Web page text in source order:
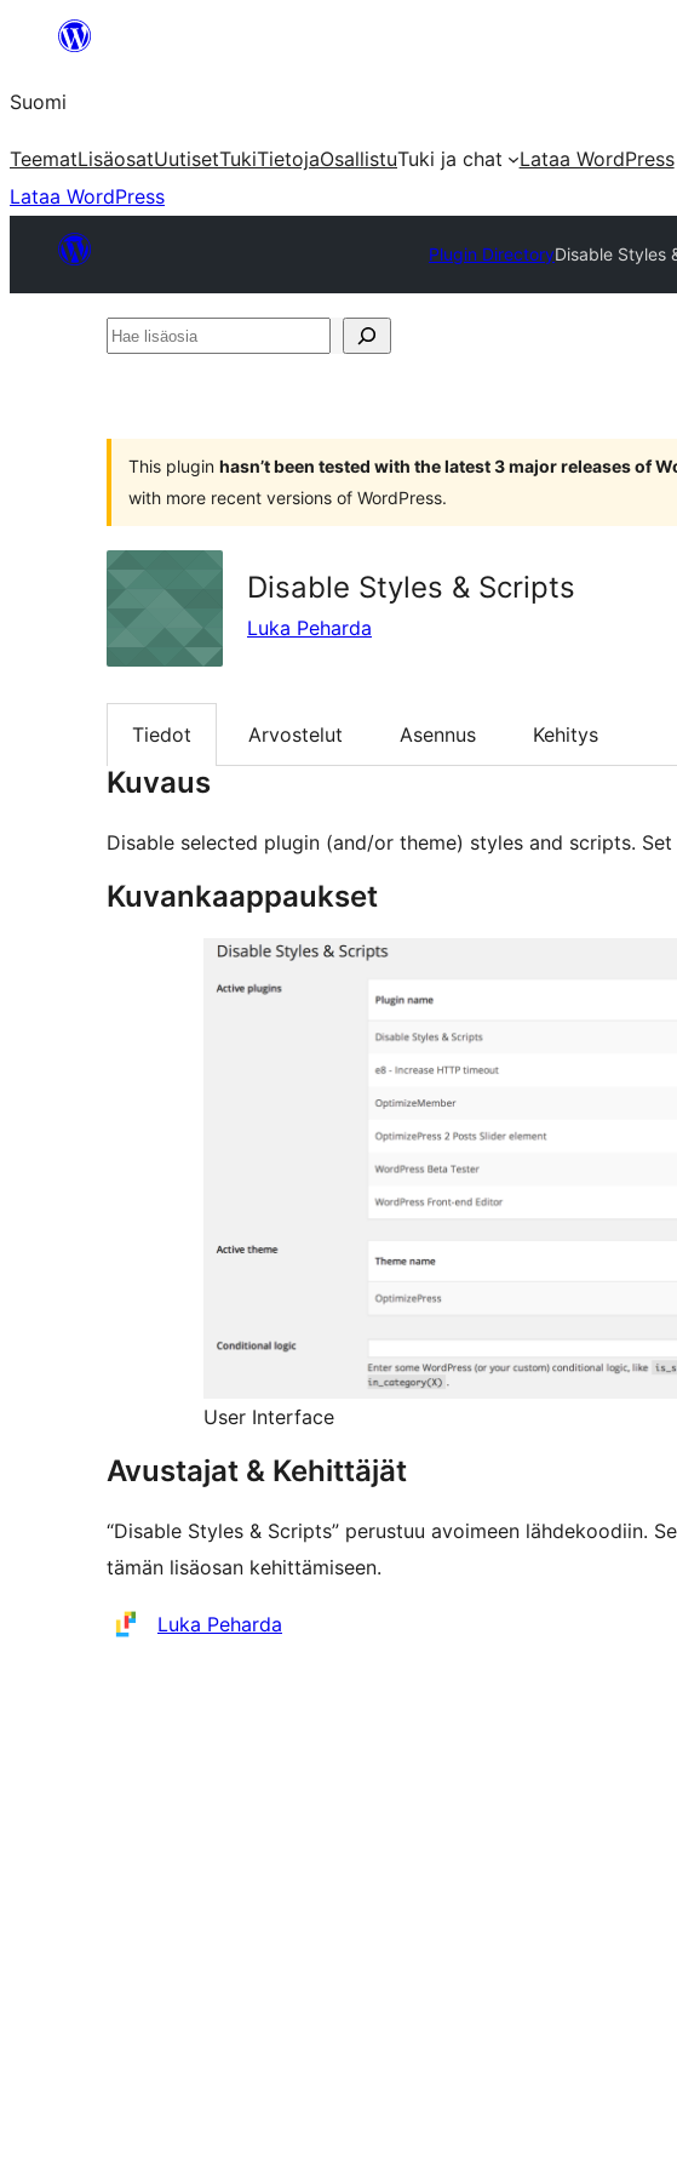
Suomi
TeematLisäosatUutisetTukiTietojaOsallistuTuki ja chat
Lataa WordPress
Lataa WordPress
Plugin DirectoryDisable Styles
Hae
This plugin hasn’t been tested with the latest 3 major releases of
with more recent versions of WordPress.
Disable Styles & Scripts
Luka Peharda
Tiedot Arvostelut Asennus Kehitys
Kuvaus
Disable selected plugin (and/or theme) styles and scripts.
Kuvankaappaukset
User Interface
Avustajat & Kehittäjät
“Disable Styles & Scripts” perustuu avoimeen lähdekoodiin.
tämän lisäosan kehittämiseen.
AvustajatLuka Peharda